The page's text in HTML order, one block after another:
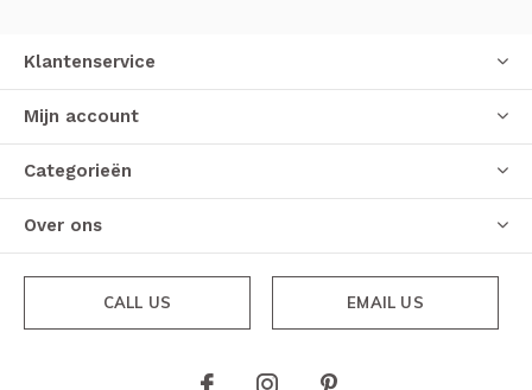
Klantenservice
Mijn account
Categorieën
Over ons
CALL US EMAIL US